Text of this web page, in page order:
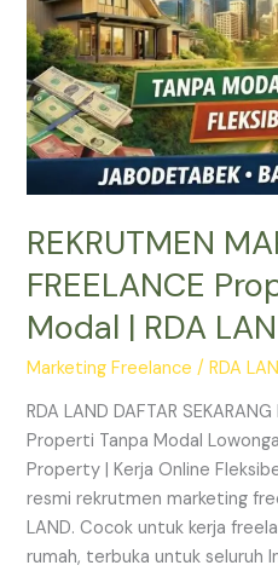
REKRUTMEN
FREELANCE
Modal | RDA
Marketing Freelance /RDA
RDA LAND DAFTAR
Properti Tanpa Modal
Property | Kerja Online
resmi rekrutmen marketing
LAND. Cocok untuk kerja
rumah, terbuka untuk seluruh